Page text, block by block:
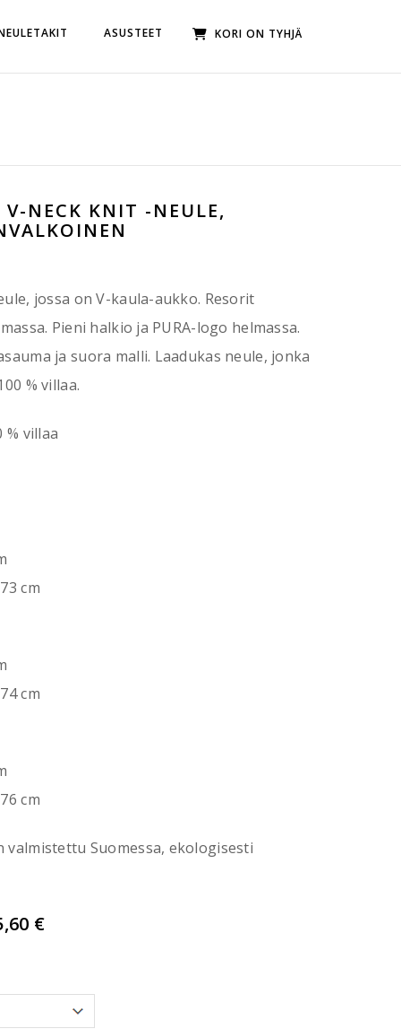
ASUSTEET KORI ON TYHJÄ
V-NECK KNIT -NEULE,
jossa on V-kaula-aukko. Resorit
Pieni halkio ja PURA-logo helmassa.
ja suora malli. Laadukas neule, jonka
% villaa.
% villaa
cm
cm
cm
valmistettu Suomessa, ekologisesti
€Nykyinen
95,60 €.